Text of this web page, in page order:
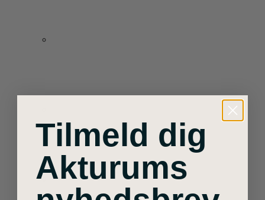
Tilmeld dig
Akturums